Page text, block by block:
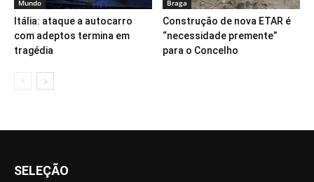
Mundo
Itália: ataque a autocarro
com adeptos termina em
tragédia
Braga
Construção de nova ETAR é
“necessidade premente”
para o Concelho
SELEÇÃO